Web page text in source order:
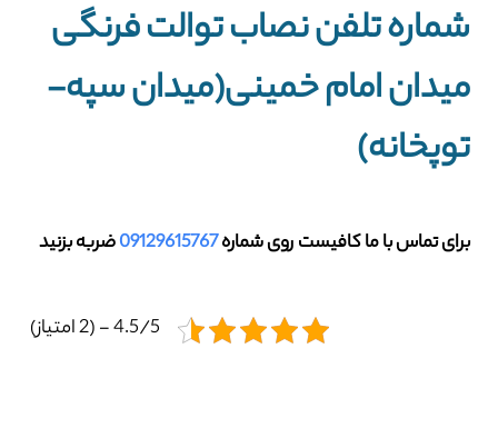
شماره تلفن نصاب توالت فرنگی
میدان امام خمینی(میدان سپه-
توپخانه)
برای تماس با ما کافیست روی شماره09129615767ضربه بزنید
4.5/5 - (2 امتیاز)